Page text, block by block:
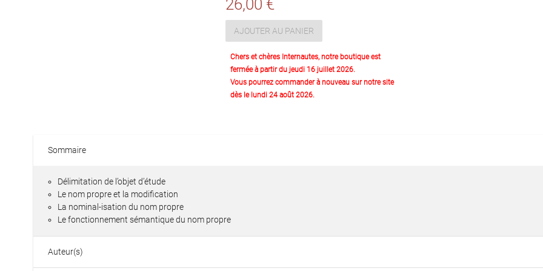
26,00 €
AJOUTER AU PANIER
Chers et chères Internautes, notre boutique est
fermée à partir du jeudi 16 juillet 2026.
Vous pourrez commander à nouveau sur notre site
dès le lundi 24 août 2026.
Sommaire
Délimitation de l’objet d’étude
Le nom propre et la modification
La nominal-isation du nom propre
Le fonctionnement sémantique du nom propre
Auteur(s)